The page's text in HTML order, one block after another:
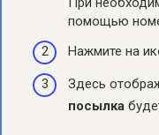
помощью
Нажмите на
Здесь
посылка